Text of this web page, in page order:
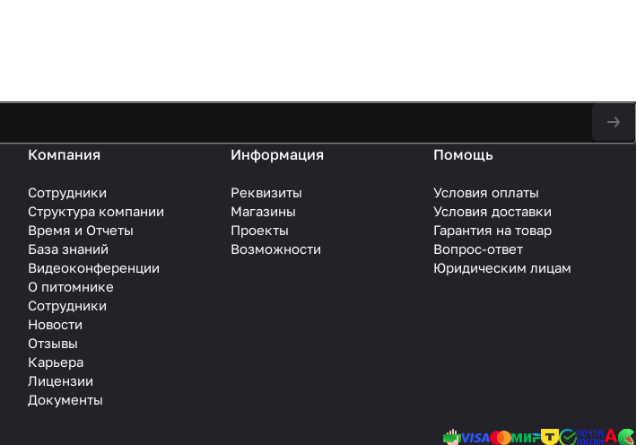
Компания
Сотрудники
Структура компании
Время и Отчеты
База знаний
Видеоконференции
О питомнике
Сотрудники
Новости
Отзывы
Карьера
Лицензии
Документы
Информация
Реквизиты
Магазины
Проекты
Возможности
Помощь
Условия оплаты
Условия доставки
Гарантия на товар
Вопрос-ответ
Юридическим лицам